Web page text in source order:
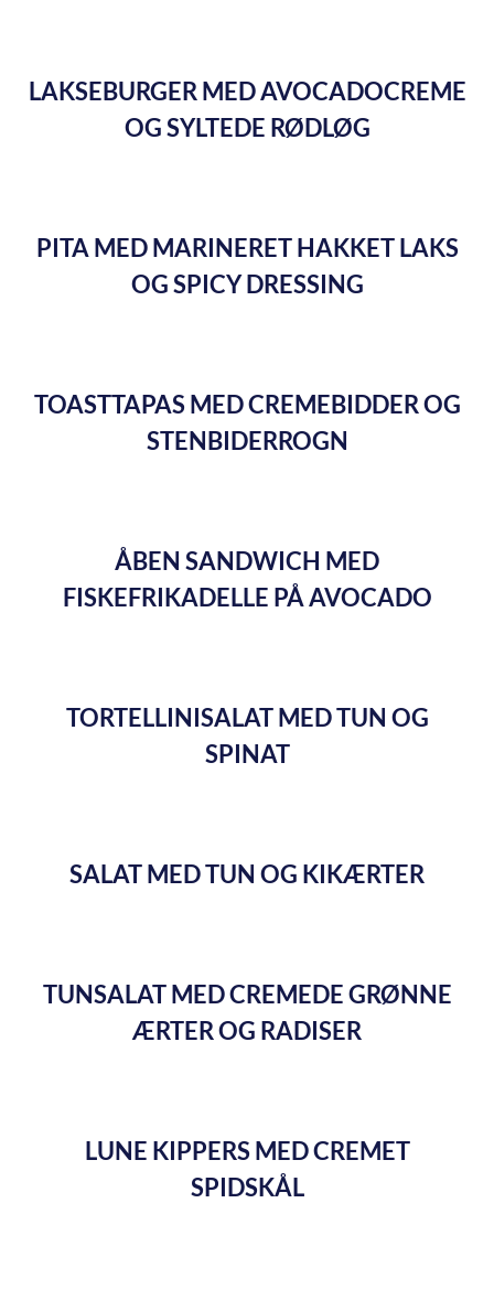
LAKSEBURGER MED AVOCADOCREME
OG SYLTEDE RØDLØG
PITA MED MARINERET HAKKET LAKS
OG SPICY DRESSING
TOASTTAPAS MED CREMEBIDDER OG
STENBIDERROGN
ÅBEN SANDWICH MED
FISKEFRIKADELLE PÅ AVOCADO
TORTELLINISALAT MED TUN OG
SPINAT
SALAT MED TUN OG KIKÆRTER
TUNSALAT MED CREMEDE GRØNNE
ÆRTER OG RADISER
LUNE KIPPERS MED CREMET
SPIDSKÅL